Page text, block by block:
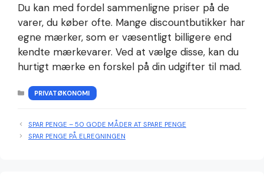
Du kan med fordel sammenligne priser på de
varer, du køber ofte. Mange discountbutikker har
egne mærker, som er væsentligt billigere end
kendte mærkevarer. Ved at vælge disse, kan du
hurtigt mærke en forskel på din udgifter til mad.
KATEGORIER
PRIVATØKONOMI
SPAR PENGE – 50 GODE MÅDER AT SPARE PENGE
SPAR PENGE PÅ ELREGNINGEN